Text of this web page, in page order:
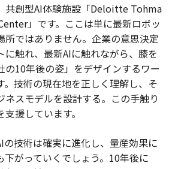
共創型AI体験施設「Deloitte Tohma
」です。ここは単に最新ロボッ
所ではありません。企業の意思決定
に触れ、最新AIに触れながら、膝を
の10年後の姿」をデザインするワー
。技術の現在地を正しく理解し、そ
ネスモデルを設計する。この手触り
援しています。
の技術は確実に進化し、量産効果に
下がっていくでしょう。10年後に